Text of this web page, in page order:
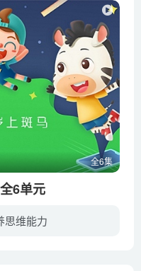
全6集
6单元
思维能力